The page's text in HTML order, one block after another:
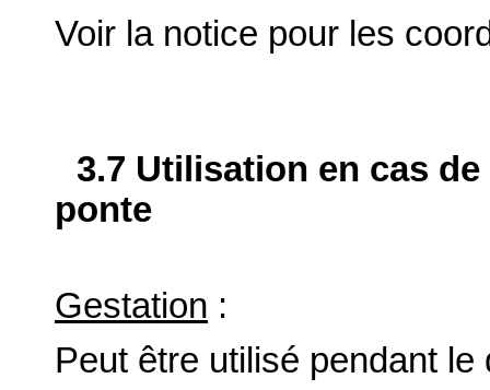
Voir la notice pour les
3.7 Utilisation en cas
ponte
Gestation :
Peut être utilisé pendant